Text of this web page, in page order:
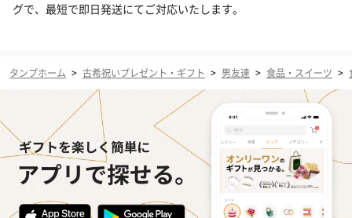
グで、最短で即日発送にてご対応いたします。
タンプホーム > 古希祝いプレゼント・ギフト > 男友達 > 食品・スイーツ >